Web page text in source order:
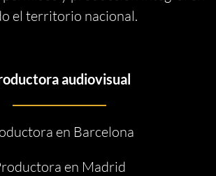
el territorio nacional.
audiovisual
en Barcelona
en Madrid